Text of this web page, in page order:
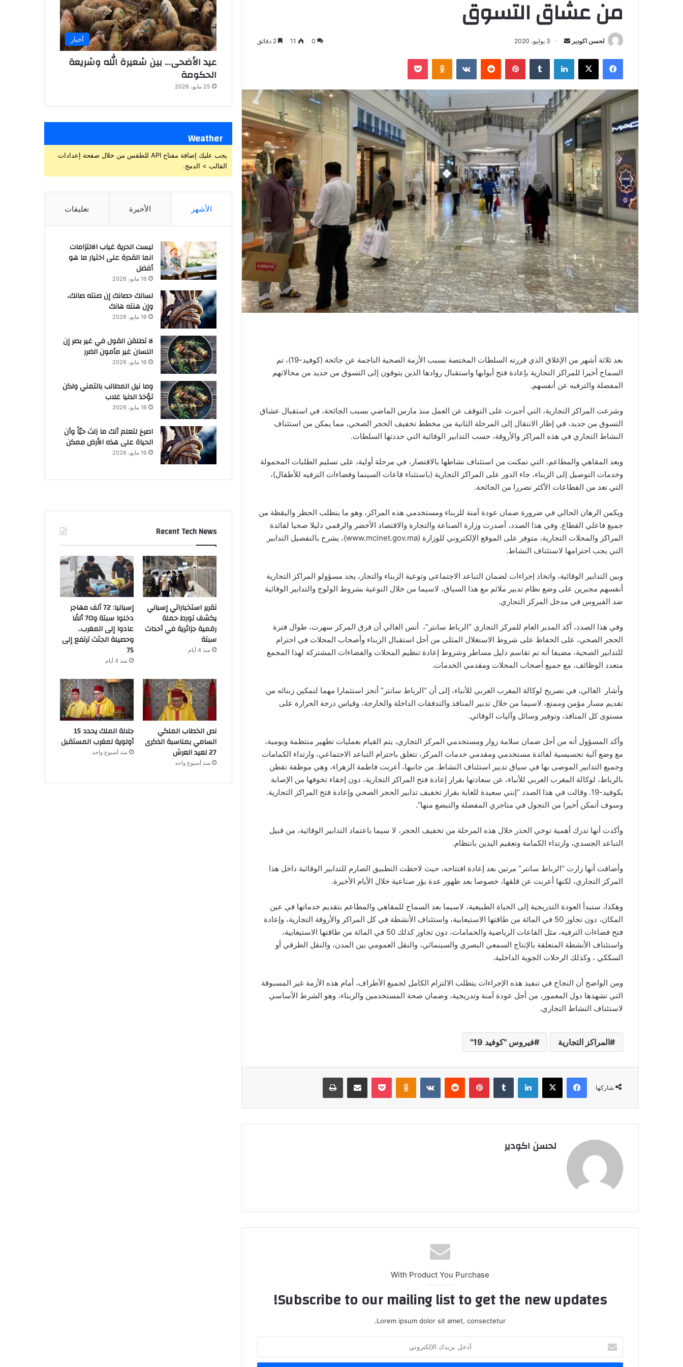
من عشاق التسوق
لحسن اكودير
س
ل
ب
ر
ي
د
ت
ر
و
ن
ا
3 يوليو، 2020 0
11
فيسبوك لينكدإن بينتيريست
بعد ثلاثة أشهر من الإغلاق الذي قررته السلطات المختصة بسبب الأزمة الصحية الناجمة عن جائحة (كوفيد-19)، تم
السماح أخيرا للمراكز التجارية بإعادة فتح أبوابها واستقبال روادها الذين يتوقون إلى التسوق من جديد من محالاتهم
المفضلة والترفيه عن أنفسهم.
وشرعت المراكز التجارية، التي أجبرت على التوقف عن العمل منذ مارس الماضي بسبب الجائحة، في استقبال عشاق
التسوق من جديد، في إطار الانتقال إلى المرحلة الثانية من مخطط تخفيف الحجر الصحي، مما يمكن من استئناف
النشاط التجاري في هذه المراكز والأروقة، حسب التدابير الوقائية التي حددتها السلطات.
وبعد المقاهي والمطاعم، التي تمكنت من استئناف نشاطها بالاقتصار، في مرحلة أولية، على تسليم الطلبات المحمولة
وخدمات التوصيل إلى الزبناء، جاء الدور على المراكز التجارية (باستثناء قاعات السينما وفضاءات الترفيه للأطفال)،
التي تعد من القطاعات الأكثر تضررا من الجائحة.
ويكمن الرهان الحالي في ضرورة ضمان عودة آمنة للزبناء ومستخدمي هذه المراكز، وهو ما يتطلب الحظر واليقظة من
جميع فاعلي القطاع. وفي هذا الصدد، أصدرت وزارة الصناعة والتجارة والاقتصاد الأخضر والرقمي دليلا صحيا لفائدة
المراكز والمحلات التجارية، متوفر على الموقع الإلكتروني للوزارة (www.mcinet.gov.ma)، يشرح بالتفصيل التدابير
التي يجب احترامها لاستئناف النشاط.
وبين التدابير الوقائية، واتخاذ إجراءات لضمان التباعد الاجتماعي وتوعية الزبناء والتجار، يجد مسؤولو المراكز التجارية
أنفسهم مجبرين على وضع نظام تدبير ملائم مع هذا السياق، لاسيما من خلال التوعية بشروط الولوج والتدابير الوقائية
ضد الفيروس في مدخل المركز التجاري.
وفي هذا الصدد، أكد المدير العام للمركز التجاري “الرباط سانتر”، أنس الغالي أن فرق المركز سهرت، طوال فترة
الحجر الصحي، على الحفاظ على شروط الاستغلال المثلى من أجل استقبال الزبناء وأصحاب المحلات في احترام
للتدابير الصحية، مضيفا أنه تم تقاسم دليل مساطر وشروط إعادة تنظيم المحلات والفضاءات المشتركة لهذا المجمع
متعدد الوظائف، مع جميع أصحاب المحلات ومقدمي الخدمات.
وأشار الغالي، في تصريح لوكالة المغرب العربي للأنباء، إلى أن “الرباط سانتر” أنجز استثمارا مهما لتمكين زبنائه من
تقديم مسار مؤمن وممتع، لاسيما من خلال تدبير المنافذ والتدفقات الداخلة والخارجة، وقياس درجة الحرارة على
مستوى كل المنافذ، وتوفير وسائل وآليات الوقائي.
وأكد المسؤول أنه من أجل ضمان سلامة زوار ومستخدمي المركز التجاري، يتم القيام بعمليات تطهير منتظمة ويومية،
مع وضع آلية تحسيسية لفائدة مستخدمي ومقدمي خدمات المركز، تتعلق باحترام التباعد الاجتماعي، وارتداء الكمامات
وجميع التدابير الموصى بها في سياق تدبير استئناف النشاط. من جانبها، أعربت فاطمة الزهراء، وهي موظفة تقطن
بالرباط، لوكالة المغرب العربي للأنباء، عن سعادتها بقرار إعادة فتح المراكز التجارية، دون إخفاء تخوفها من الإصابة
بكوفيد-19. وقالت في هذا الصدد “إنني سعيدة للغاية بقرار تخفيف تدابير الحجر الصحي وإعادة فتح المراكز التجارية.
وسوف أتمكن أخيرا من التجول في متاجري المفضلة والتبضع منها”.
وأكدت أنها تدرك أهمية توخي الحذر خلال هذه المرحلة من تخفيف الحجر، لا سيما باعتماد التدابير الوقائية، من قبيل
التباعد الجسدي، وارتداء الكمامة وتعقيم اليدين بانتظام.
وأضافت أنها زارت “الرباط سانتر” مرتين بعد إعادة افتتاحه، حيث لاحظت التطبيق الصارم للتدابير الوقائية داخل هذا
المركز التجاري، لكنها أعربت عن قلقها، خصوصا بعد ظهور عدة بؤر صناعية خلال الأيام الأخيرة.
وهكذا، ستبدأ العودة التدريجية إلى الحياة الطبيعية، لاسيما بعد السماح للمقاهي والمطاعم بتقديم خدماتها في عين
المكان، دون تجاوز 50 في المائة من طاقتها الاستيعابية، واستئناف الأنشطة في كل المراكز والأروقة التجارية، وإعادة
فتح فضاءات الترفيه، مثل القاعات الرياضية والحمامات، دون تجاوز كذلك 50 في المائة من طاقتها الاستيعابية،
واستئناف الأنشطة المتعلقة بالإنتاج السمعي البصري والسينمائي، والنقل العمومي بين المدن، والنقل الطرقي أو
السككي ، وكذلك الرحلات الجوية الداخلية.
ومن الواضح أن النجاح في تنفيذ هذه الإجراءات يتطلب الالتزام الكامل لجميع الأطراف، أمام هذه الأزمة غير المسبوقة
التي تشهدها دول المعمور، من أجل عودة آمنة وتدريجية، وضمان صحة المستخدمين والزبناء، وهو الشرط الأساسي
لاستئناف النشاط التجاري.
المراكز التجارية فيروس "كوفيد 19"
شاركها
فيسبوك لينكدإن بينتيريست
لحسن اكودير
With Product You Purchase
Subscribe to our mailing list to get the new updates!
Lorem ipsum dolor sit amet, consectetur.
خ
أخبار
عيد الأضحى… بين شعيرة الله وشريعة
الحكومة
25 مايو، 2026
Weather
يجب عليك إضافة مفتاح API للطقس من خلال صفحة إعدادات
القالب > الدمج.
الأشهر الأخيرة تعليقات
ليست الحرية غياب الالتزامات
انما القدرة على اختيار ما هو
أفضل
16 مايو، 2026
لسانك حصانك إن صنته صانك،
وإن هنته هانك
16 مايو، 2026
لا تطلقن القول في غير بصر إن
اللسان غير مأمون الضرر
16 مايو، 2026
وما نيل المطالب بالتمني ولكن
تؤخذ الدنيا غلاب
16 مايو، 2026
‫اصرخ لتعلم أنك ما زلتَ حيّاً وأن
الحياة على هذه الأرض ممكن
16 مايو، 2026
Recent Tech News
تقرير استخباراتي إسباني
يكشف تورط حملة
رقمية جزائرية في أحداث
سبتة
منذ 4 أيام
إسبانيا: 72 ألف مهاجر
دخلوا سبتة و70 ألفًا
عادوا إلى المغرب..
وحصيلة الجثث ترتفع إلى
75
منذ 4 أيام
نص الخطاب الملكي
السامي بمناسبة الذكرى
27 لعيد العرش
منذ أسبوع واحد
جلالة الملك يحدد 15
أولوية لمغرب المستقبل
منذ أسبوع واحد